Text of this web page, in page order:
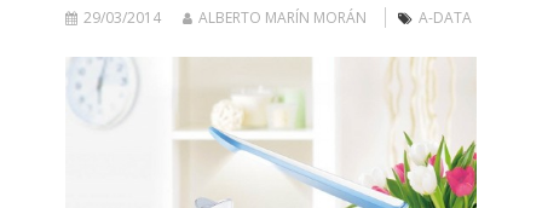
29/03/2014 ALBERTO MARÍN MORÁN A-DATA